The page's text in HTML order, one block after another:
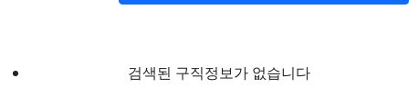
검색된 구직정보가 없습니다